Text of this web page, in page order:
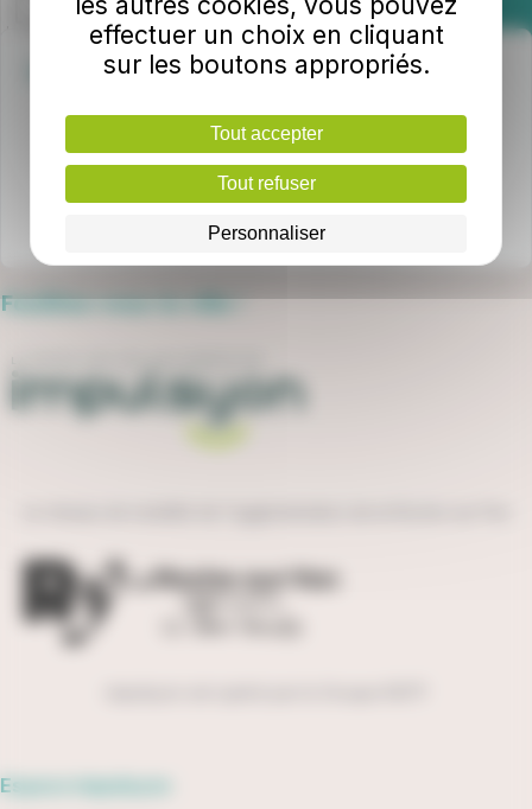
Une question ?
Bus : 02 51 37 13 93
Réservations de transport adapté : 02 85 75 97 48
Locations de vélos : 06 07 36 37 47
Facilitez-vous la ville !
Espace impulsyon
effectuer un choix en cliquant
sur les boutons appropriés.
Tout accepter
Tout refuser
Personnaliser